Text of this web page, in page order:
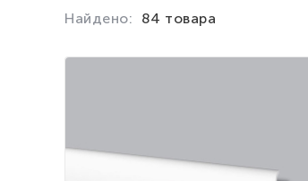
Найдено: 84 товара